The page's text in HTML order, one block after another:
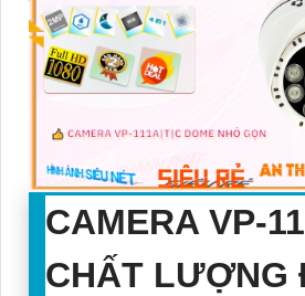
CAMERA VP-
CHẤT LƯỢNG